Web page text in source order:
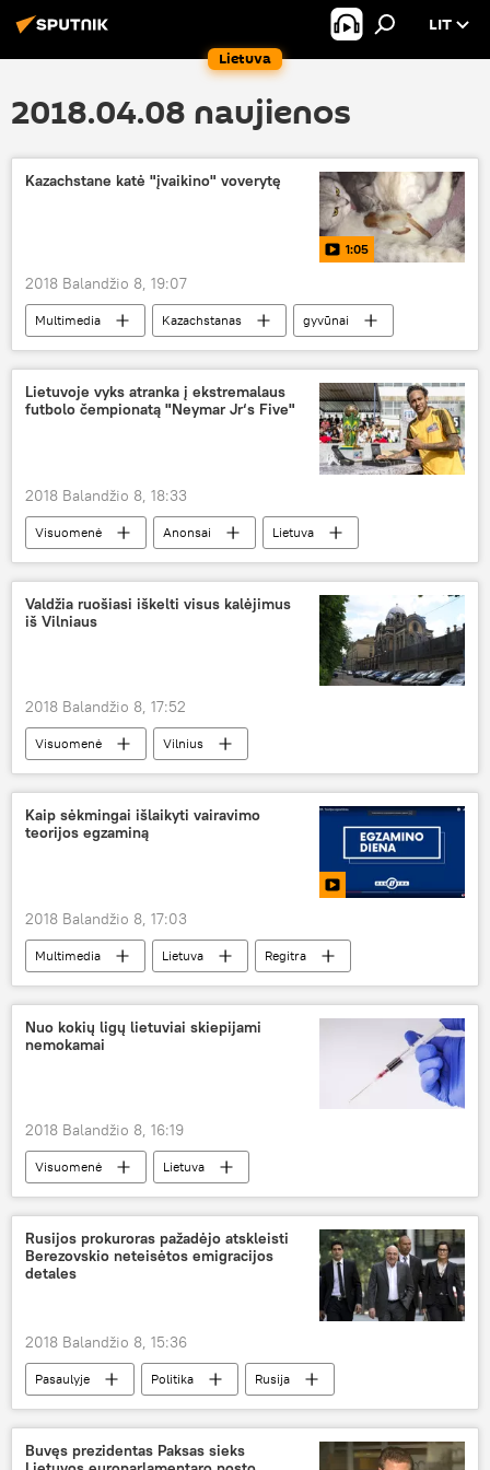
Lietuva
LIT
2018.04.08 naujienos
Kazachstane katė "įvaikino" voverytę
1:05
2018 Balandžio 8, 19:07
Multimedia Kazachstanas gyvūnai
Lietuvoje vyks atranka į ekstremalaus
futbolo čempionatą "Neymar Jr‘s Five"
2018 Balandžio 8, 18:33
Visuomenė Anonsai
Lietuva
Brazilija
Neymaras
sportas
atranka
futbolas
Valdžia ruošiasi iškelti visus kalėjimus
iš Vilniaus
2018 Balandžio 8, 17:52
Visuomenė
Vilnius
Kalėjimų departamentas
kalėjimas
Kaip sėkmingai išlaikyti vairavimo
teorijos egzaminą
2018 Balandžio 8, 17:03
Multimedia Lietuva
Regitra
vairavimo egzaminas
Nuo kokių ligų lietuviai skiepijami
nemokamai
2018 Balandžio 8, 16:19
Visuomenė
Lietuva
Užkrečiamųjų ligų ir AIDS centras (ULAC)
liga
skiepai
Rusijos prokuroras pažadėjo atskleisti
Berezovskio neteisėtos emigracijos
detales
2018 Balandžio 8, 15:36
Pasaulyje Politika
Rusija
Didžioji Britanija
Borisas Berezovskis
Buvęs prezidentas Paksas sieks